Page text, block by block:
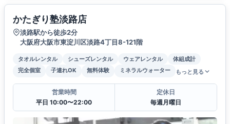
かたぎり塾淡路店
淡路駅から徒歩2分
大阪府大阪市東淀川区淡路4丁目8-121階
タオルレンタル シューズレンタル ウェアレンタル
体組成計
完全個室
子連れOK 無料体験 ミネラルウォーター もっと見る
営業時間
平日 10:00〜22:00
定休日
毎週月曜日